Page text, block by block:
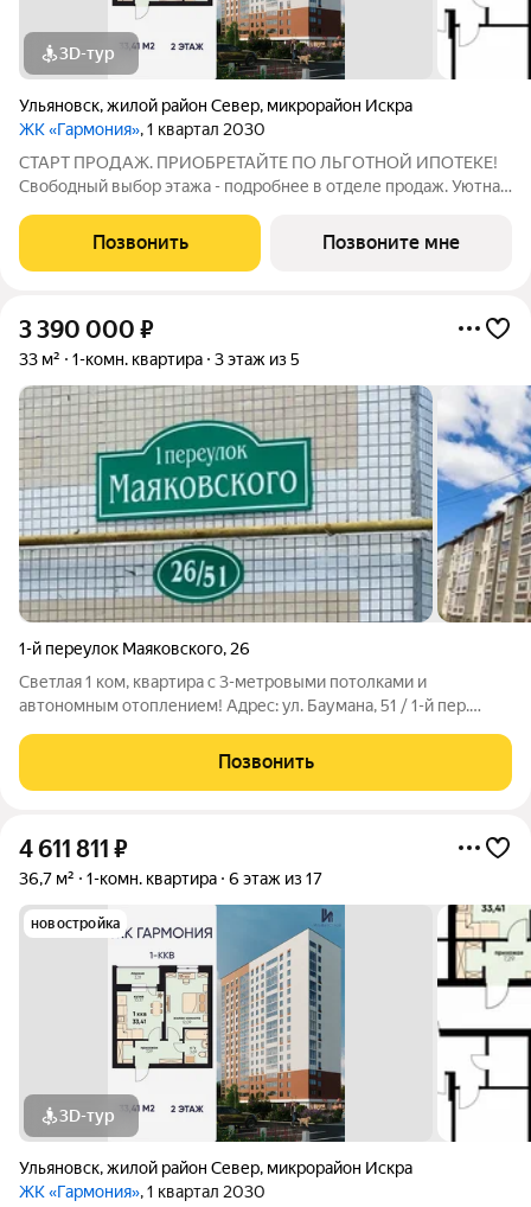
3D-тур
Ульяновск,жилой район Север, микрорайон Искра
ЖК «Гармония», 1 квартал 2030
СТАРТ ПРОДАЖ. ПРИОБРЕТАЙТЕ ПО ЛЬГОТНОЙ ИПОТЕКЕ!
Свободный выбор этажа - подробнее в отделе продаж. Уютная
тех, кто ценит комфорт и функциональность: продуманная
Позвонить Позвоните мне
3 390 000 ₽
33 м² 1-комн. квартира 3 этаж из 5
1-й переулок Маяковского, 26
Светлая 1 ком, квартира с 3-метровыми потолками и
автономным отоплением! Адрес: ул. Баумана, 51 / 1-й пер.
которую можно заезжать и жить сразу. Главная особенность
потолки 3 метра!
Позвонить
4 611 811 ₽
36,7 м² 1-комн. квартира 6 этаж из 17
новостройка
3D-тур
Ульяновск,жилой район Север, микрорайон Искра
ЖК «Гармония», 1 квартал 2030